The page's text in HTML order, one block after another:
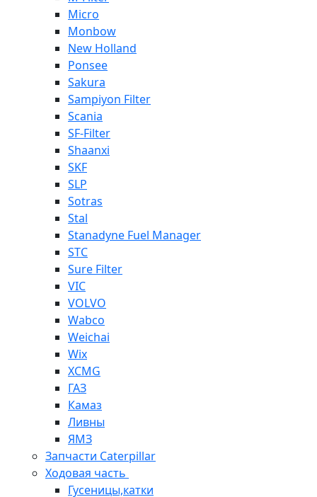
Micro
Monbow
New Holland
Ponsee
Sakura
Sampiyon Filter
Scania
SF-Filter
Shaanxi
SKF
SLP
Sotras
Stal
Stanadyne Fuel Manager
STC
Sure Filter
VIC
VOLVO
Wabco
Weichai
Wix
XCMG
ГАЗ
Камаз
Ливны
ЯМЗ
Запчасти Caterpillar
Ходовая часть
Гусеницы,катки